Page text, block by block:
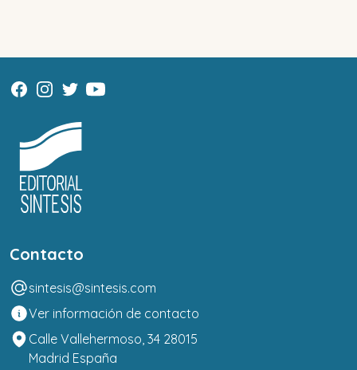
Contacto
sintesis@sintesis.com
Ver información de contacto
Calle Vallehermoso, 34 28015
Madrid España